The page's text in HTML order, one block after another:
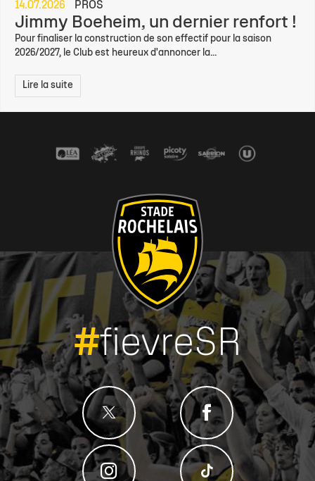
14.07.2026 PROS
Jimmy Boeheim, un dernier renfort !
Pour finaliser la construction de son effectif pour la saison
2026/2027, le Club est heureux d'annoncer la...
Lire la suite
#fievreSR